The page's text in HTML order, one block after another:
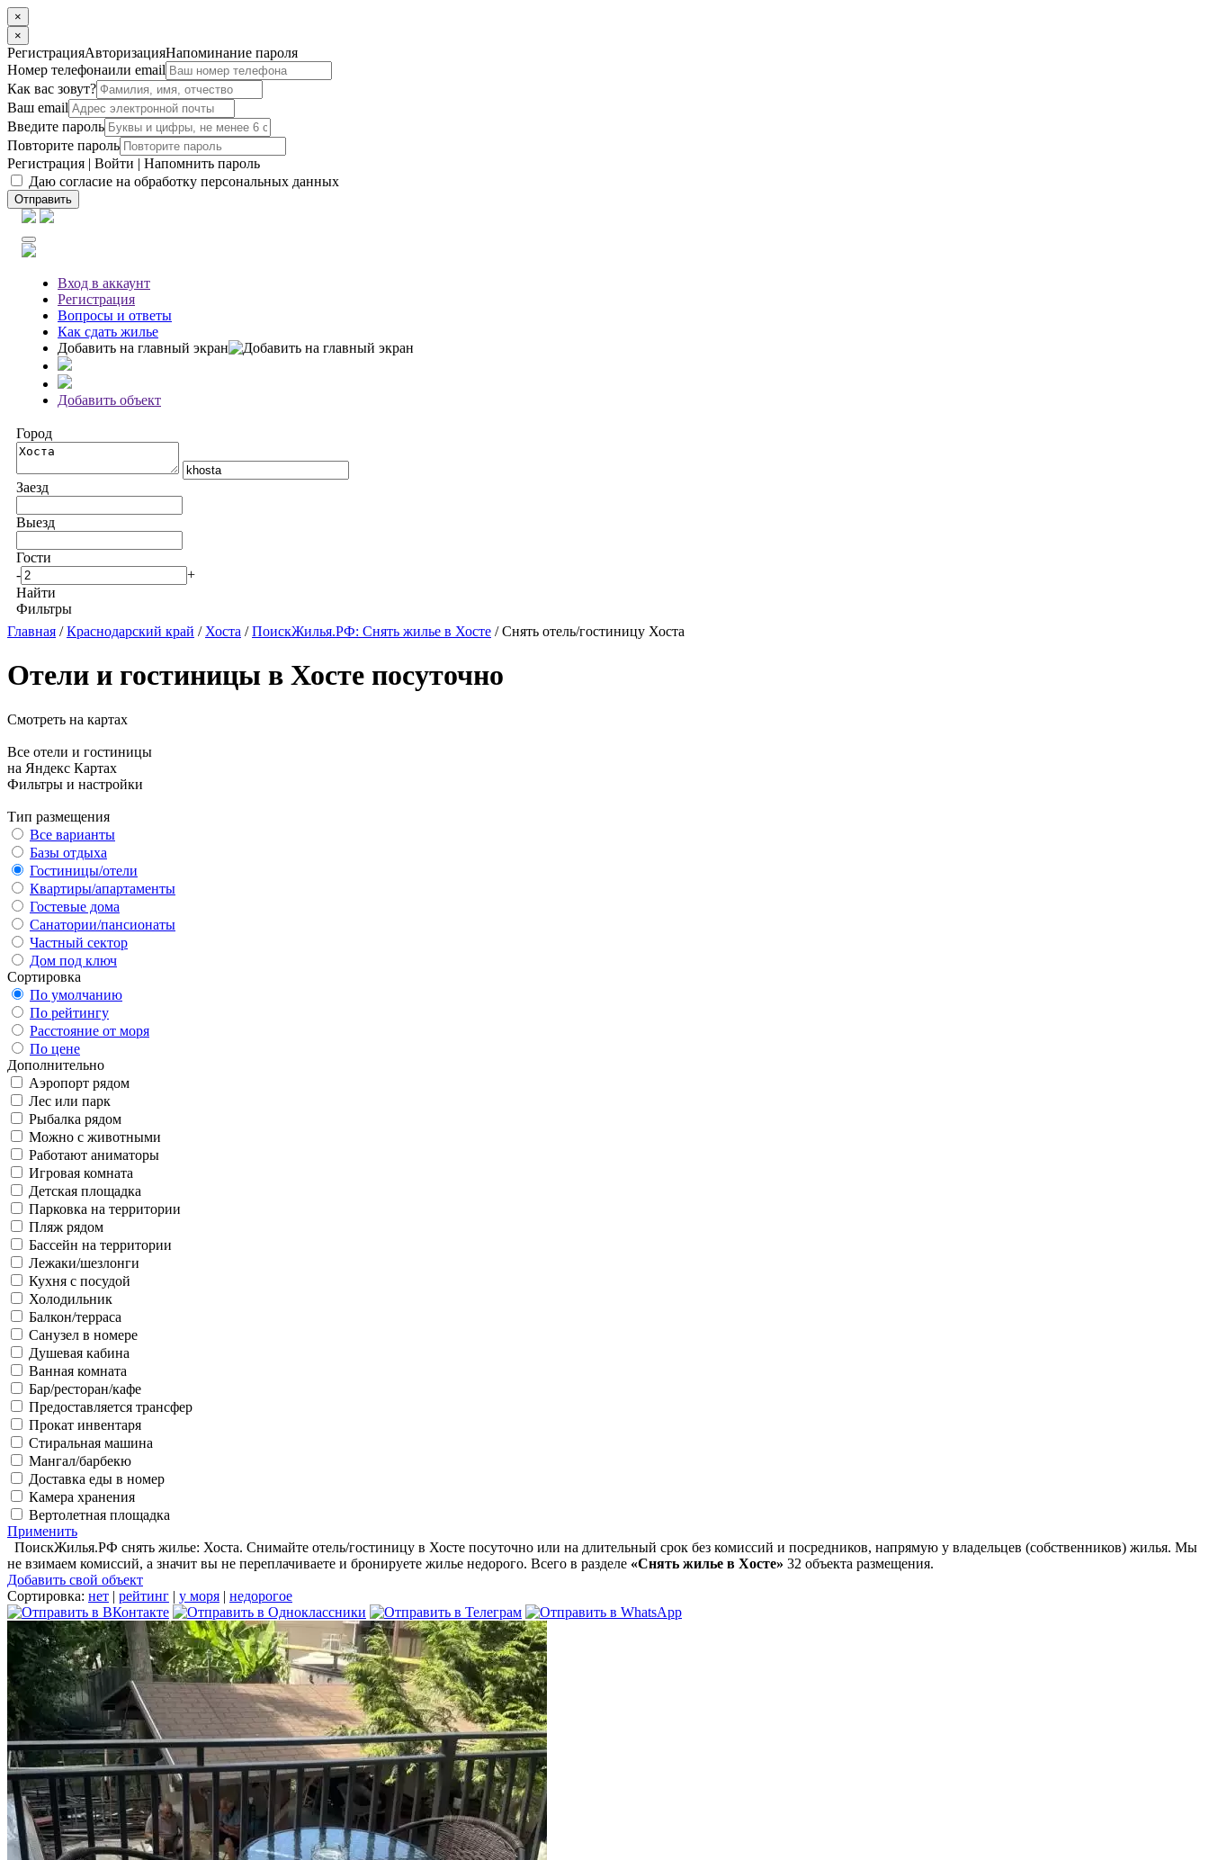
×
×
РегистрацияАвторизацияНапоминание пароля
Номер телефонаили email
Как вас зовут?
Ваш email
Введите пароль
Повторите пароль
Регистрация | Войти | Напомнить пароль
Даю согласие на обработку персональных данных
Отправить
Вход в аккаунт
Регистрация
Вопросы и ответы
Как сдать жилье
Добавить на главный экран
Добавить объект
Город
Заезд
Выезд
Гости
-
+
Найти
Фильтры
Главная /Краснодарский край / Хоста /ПоискЖилья.РФ: Снять жилье в Хосте / Снять отель/гостиницу Хоста
Отели и гостиницы в Хосте посуточно
Смотреть на картах
Все отели и гостиницы
на Яндекс Картах
Фильтры и настройки
Тип размещения
Все варианты
Базы отдыха
Гостиницы/отели
Квартиры/апартаменты
Гостевые дома
Санатории/пансионаты
Частный сектор
Дом под ключ
Сортировка
По умолчанию
По рейтингу
Расстояние от моря
По цене
Дополнительно
Аэропорт рядом
Лес или парк
Рыбалка рядом
Можно с животными
Работают аниматоры
Игровая комната
Детская площадка
Парковка на территории
Пляж рядом
Бассейн на территории
Лежаки/шезлонги
Кухня с посудой
Холодильник
Балкон/терраса
Санузел в номере
Душевая кабина
Ванная комната
Бар/ресторан/кафе
Предоставляется трансфер
Прокат инвентаря
Стиральная машина
Мангал/барбекю
Доставка еды в номер
Камера хранения
Вертолетная площадка
Применить
ПоискЖилья.РФ снять жилье: Хоста. Снимайте отель/гостиницу в Хосте посуточно или на длительный срок без комиссий и посредников, напрямую у владельцев (собственников) жилья. Мы
не взимаем комиссий, а значит вы не переплачиваете и бронируете жилье недорого. Всего в разделе «Снять жилье в Хосте» 32 объекта размещения.
Добавить свой объект
Сортировка: нет | рейтинг | у моря | недорогое